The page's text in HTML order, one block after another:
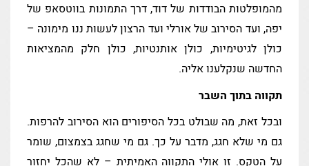
מהמופלטות הבודדות של דוד, דרך התמונות בווטסאפ של
יפה, ועד הסירוב של אורלי ועד הרצון לעשות ננו מימונה –
כולן לגיטימיות, כולן אותנטיות, כולן חלק מהמציאות
החדשה שנקלענו אליה.
תקווה בתוך השבר
ובכל זאת, מה שבולט בכל הסיפורים הוא הסירוב להרפות.
גם מי שלא חגג, מדבר על כך. גם מי שחגג בצמצום, שומר
על הטקס. זו אולי התקווה האמיתית – לא שהכל יחזור